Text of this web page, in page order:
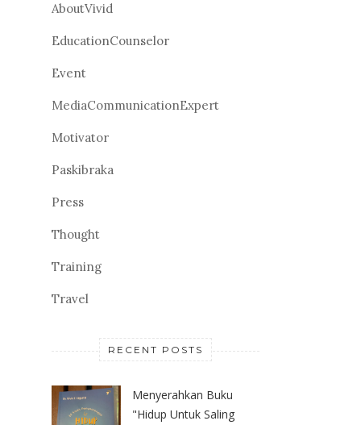
AboutVivid
EducationCounselor
Event
MediaCommunicationExpert
Motivator
Paskibraka
Press
Thought
Training
Travel
RECENT POSTS
Menyerahkan Buku
"Hidup Untuk Saling